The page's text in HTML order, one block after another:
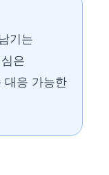
기는
은
대응 가능한